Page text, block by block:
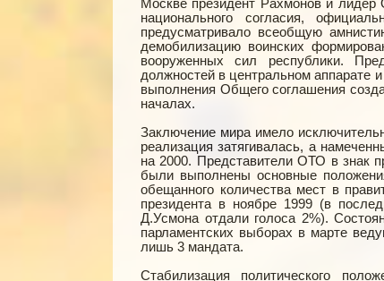
Москве президент Рахмонов и
национального согласия,
предусматривало всеобщую
демобилизацию воинских
вооруженных сил республики.
должностей в центральном аппарате
выполнения Общего соглашения
началах.
Заключение мира имело
реализация затягивалась, а
на 2000. Представители ОТО в знак
были выполнены основные
обещанного количества мест в
президента в ноябре 1999 (в
Д.Усмона отдали голоса 2%).
парламентских выборах в марте
лишь 3 мандата.
Стабилизация политического